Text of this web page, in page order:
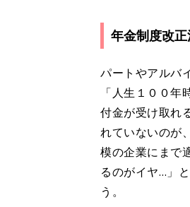
年金制度改
パートやアルバ
「人生１００
付金が受け取れ
れていないのが
模の企業にまで
るのがイヤ…」
う。